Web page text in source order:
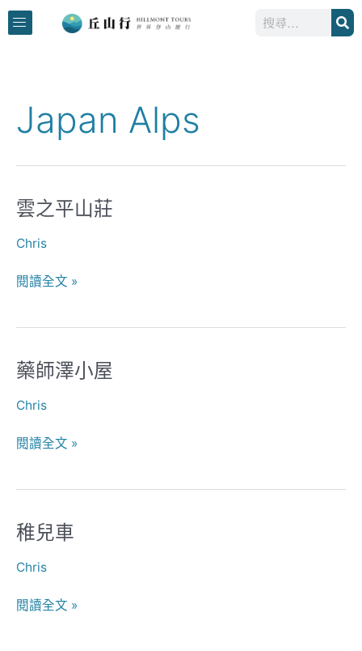
跳
至
搜
Japan Alps
雲之平山莊
Chris
雲
平
莊
閱讀全文 »
藥師澤小屋
Chris
藥
澤
屋
閱讀全文 »
稚兒車
Chris
稚
車
閱讀全文 »